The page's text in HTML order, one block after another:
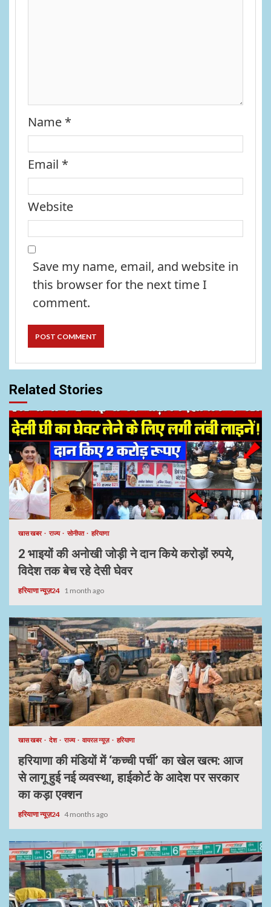
Name *
Email *
Website
Save my name, email, and website in
this browser for the next time I
comment.
Related Stories
खास खबर राज्य सोनीपत हरियाणा
2 भाइयों की अनोखी जोड़ी ने दान किये करोड़ों रुपये,
विदेश तक बेच रहे देसी घेवर
हरियाणा न्यूज़24 1 month ago
खास खबर देश राज्य वायरल न्यूज़ हरियाणा
हरियाणा की मंडियों में ‘कच्ची पर्ची’ का खेल खत्म: आज
से लागू हुई नई व्यवस्था, हाईकोर्ट के आदेश पर सरकार
का कड़ा एक्शन
हरियाणा न्यूज़24 4 months ago